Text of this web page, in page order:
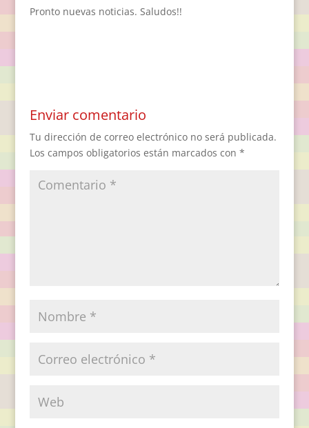
Pronto nuevas noticias. Saludos!!
Enviar comentario
Tu dirección de correo electrónico no será publicada.
Los campos obligatorios están marcados con *